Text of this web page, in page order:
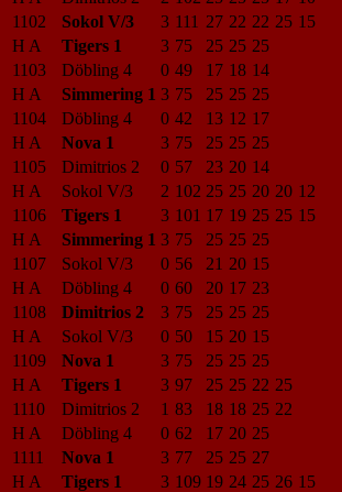
1102
Sokol V/3 3 111 27 22 22 25 15
H A
Tigers 1 3 75 25 25 25
1103
Döbling 4 0 49 17 18 14
H A
Simmering 1 3 75 25 25 25
1104
Döbling 4 0 42 13 12 17
H A
Nova 1 3 75 25 25 25
1105
Dimitrios 2 0 57 23 20 14
H A
Sokol V/3 2 102 25 25 20 20 12
1106
Tigers 1 3 101 17 19 25 25 15
H A
Simmering 1 3 75 25 25 25
1107
Sokol V/3 0 56 21 20 15
H A
Döbling 4 0 60 20 17 23
1108
Dimitrios 2 3 75 25 25 25
H A
Sokol V/3 0 50 15 20 15
1109
Nova 1 3 75 25 25 25
H A
Tigers 1 3 97 25 25 22 25
1110
Dimitrios 2 1 83 18 18 25 22
H A
Döbling 4 0 62 17 20 25
1111
Nova 1 3 77 25 25 27
H A
Tigers 1 3 109 19 24 25 26 15